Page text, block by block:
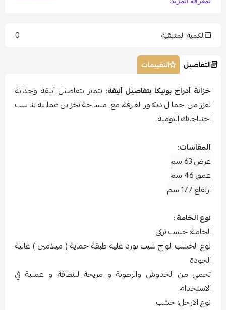
الكمية المتبقية 0
التفاصيل التقييمات
خزانة أدراج بونيكا بتفاصيل أنيقة: تتميز بتفاصيل أنيقة وجذابة
تعزز من جمال ديكور الغرفة، مع مساحة تخزين عملية تناسب
احتياجاتك اليومية.
المقاسات:
عرض 63 سم
عمق 46 سم
ارتفاع 177 سم
نوع الخامة :
الخامة: خشب تركي
نوع الخشب الواح شيب بورد عليه طبقة حماية ( ميلامين ) عالية
الجودة
تحمي من الخدوش والرطوبة و مريحة للنظافة و عملية في
الاستخدام.
نوع الارجل: خشب